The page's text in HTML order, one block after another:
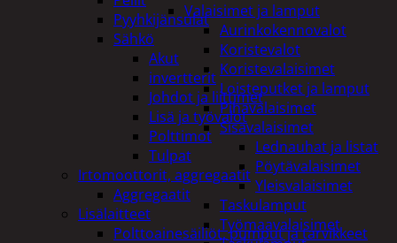
Valaisimet ja lamput
Aurinkokennovalot
Koristevalot
Koristevalaisimet
Loisteputket ja lamput
Pihavalaisimet
Sisävalaisimet
Lednauhat ja listat
Pöytävalaisimet
Yleisvalaisimet
Taskulamput
Työmaavalaisimet
Pyyhkijänsulat
Sähkö
Akut
invertterit
Johdot ja liittimet
Lisä ja työvalot
Polttimot
Tulpat
Irtomoottorit, aggregaatit
Aggregaatit
Lisälaitteet
Polttoainesäiliöt, pumput ja tarvikkeet